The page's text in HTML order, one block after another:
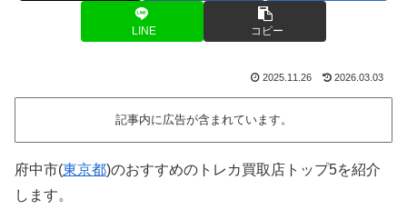
LINE コピー
2025.11.26 2026.03.03
記事内に広告が含まれています。
府中市(東京都)のおすすめのトレカ買取店トップ5を紹介
します。